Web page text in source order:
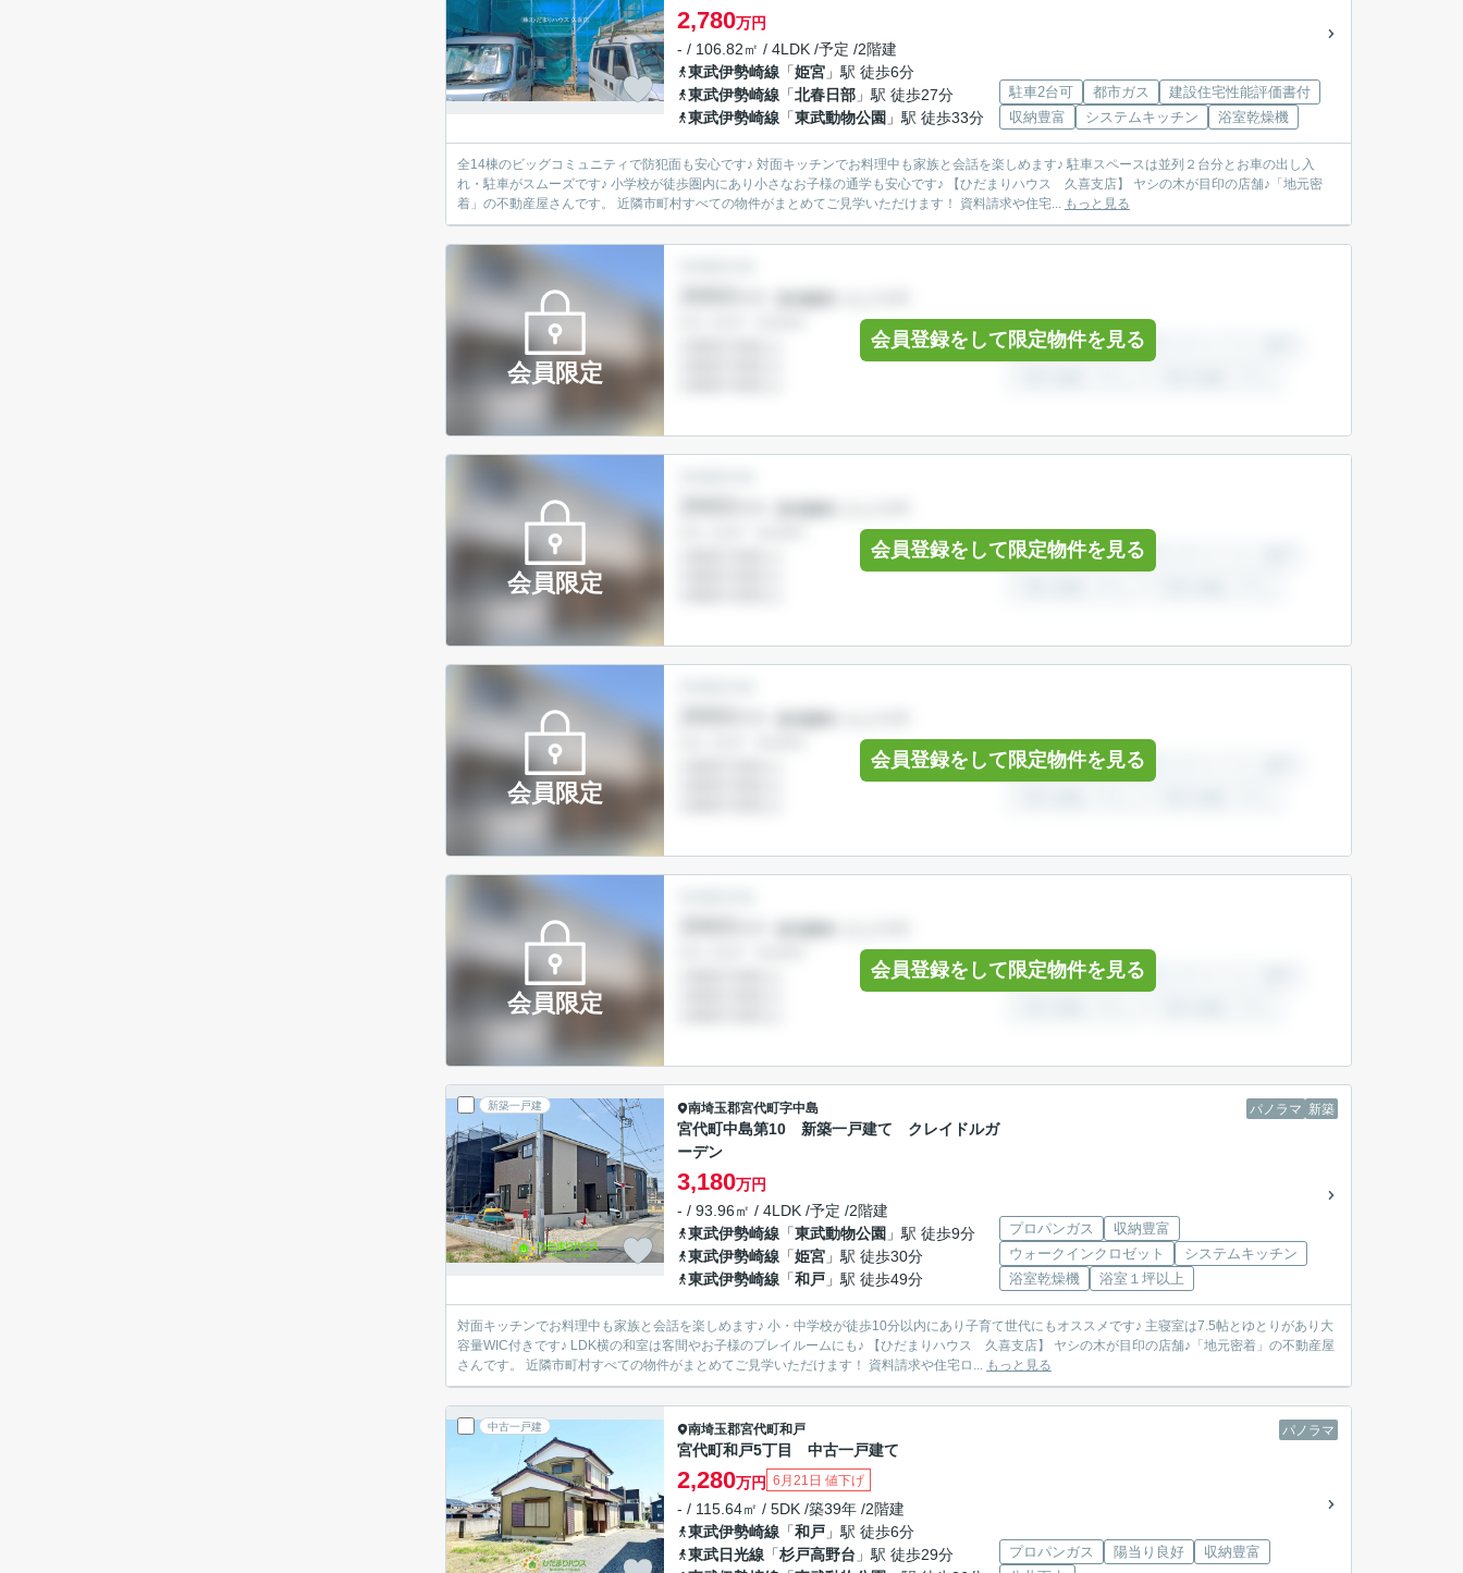
2,780万円
- / 106.82㎡ / 4LDK /予定 /2階建
東武伊勢崎線 「姫宮 」駅 徒歩6分
東武伊勢崎線 「北春日部 」駅 徒歩27分
東武伊勢崎線 「東武動物公園 」駅 徒歩33分
駐車2台可 都市ガス
建設住宅性能評価書付
収納豊富
システムキッチン 浴室乾燥機
全14棟のビッグコミュニティで防犯面も安心です♪ 対面キッチンでお料理中も家族と会話を楽しめます♪ 駐車スペースは並列２台分とお車の出し入
れ・駐車がスムーズです♪ 小学校が徒歩圏内にあり小さなお子様の通学も安心です♪ 【ひだまりハウス 久喜支店】 ヤシの木が目印の店舗♪「地元密
着」の不動産屋さんです。 近隣市町村すべての物件がまとめてご見学いただけます！ 資料請求や住宅... もっと見る
会員限定
会員登録をして限定物件を見る
会員限定
会員登録をして限定物件を見る
会員限定
会員登録をして限定物件を見る
会員限定
会員登録をして限定物件を見る
新築一戸建 パノラマ 新築
南埼玉郡宮代町字中島
宮代町中島第10 新築一戸建て クレイドルガ
ーデン
3,180万円
- / 93.96㎡ / 4LDK /予定 /2階建
東武伊勢崎線 「東武動物公園 」駅 徒歩9分
東武伊勢崎線 「姫宮 」駅 徒歩30分
東武伊勢崎線 「和戸 」駅 徒歩49分
プロパンガス
収納豊富
ウォークインクロゼット
システムキッチン
浴室乾燥機
浴室１坪以上
対面キッチンでお料理中も家族と会話を楽しめます♪ 小・中学校が徒歩10分以内にあり子育て世代にもオススメです♪ 主寝室は7.5帖とゆとりがあり大
容量WIC付きです♪ LDK横の和室は客間やお子様のプレイルームにも♪ 【ひだまりハウス 久喜支店】 ヤシの木が目印の店舗♪「地元密着」の不動産屋
さんです。 近隣市町村すべての物件がまとめてご見学いただけます！ 資料請求や住宅ロ... もっと見る
中古一戸建 パノラマ
南埼玉郡宮代町和戸
宮代町和戸5丁目 中古一戸建て
2,280万円 6月21日 値下げ
- / 115.64㎡ / 5DK /築39年 /2階建
東武伊勢崎線 「和戸 」駅 徒歩6分
東武日光線 「杉戸高野台 」駅 徒歩29分
プロパンガス 陽当り良好
収納豊富